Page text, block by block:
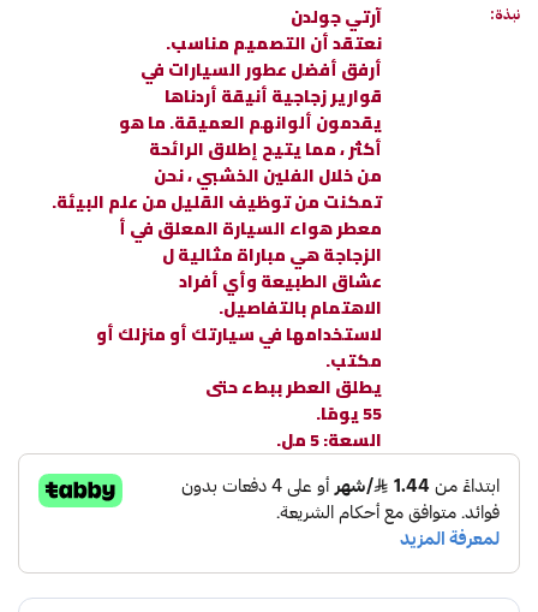
نبذة:
آرتي جولدن
نعتقد أن التصميم مناسب.
أرفق أفضل عطور السيارات في
قوارير زجاجية أنيقة أردناها
يقدمون ألوانهم العميقة. ما هو
أكثر ، مما يتيح إطلاق الرائحة
من خلال الفلين الخشبي ، نحن
تمكنت من توظيف القليل من علم البيئة.
معطر هواء السيارة المعلق في أ
الزجاجة هي مباراة مثالية ل
عشاق الطبيعة وأي أفراد
الاهتمام بالتفاصيل.
لاستخدامها في سيارتك أو منزلك أو
مكتب.
يطلق العطر ببطء حتى
55 يومًا.
السعة: 5 مل.